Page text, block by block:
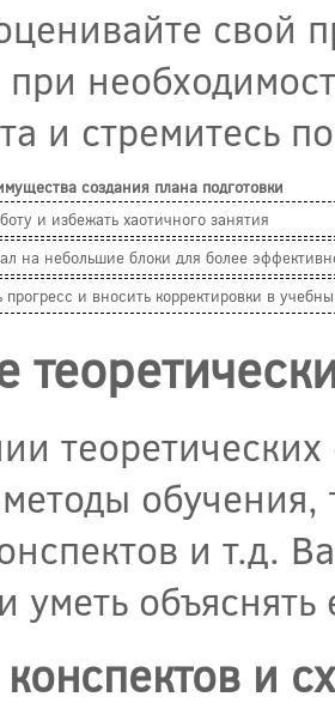
свой
при
и стремитесь
создания плана подготовки
и избежать хаотичного занятия
на небольшие блоки для более
прогресс и вносить корректировки в
теоретических
обучения,
и т.д.
уметь
и